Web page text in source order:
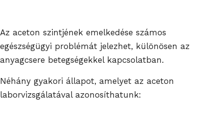
Az aceton szintjének emelkedése számos
egészségügyi problémát jelezhet, különösen az
anyagcsere betegségekkel kapcsolatban.
Néhány gyakori állapot, amelyet az aceton
laborvizsgálatával azonosíthatunk: